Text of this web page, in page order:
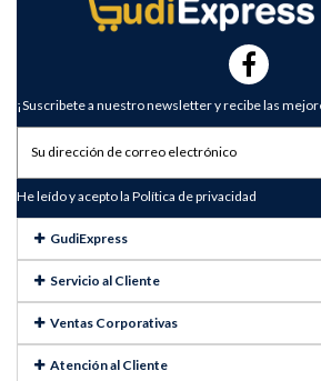
¡Suscribete a nuestro newsletter y recibe las
He leído y acepto la Política de privacidad
GudiExpress
Servicio al Cliente
Ventas Corporativas
Atención al Cliente